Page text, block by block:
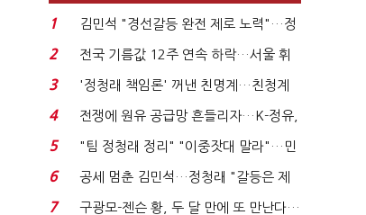
1
김민석 "경선갈등 완전 제로 노력"…정
청래 "반명 공세 사...
2
전국 기름값 12주 연속 하락…서울 휘
발윳값 1909원...
3
'정청래 책임론' 꺼낸 친명계…친청계
는 추가투표 때리기...
4
전쟁에 원유 공급망 흔들리자…K-정유,
에너지안보 핵심...
5
"팀 정청래 정리" "이중잣대 말라"…민
주 최고위원 계파 다...
6
공세 멈춘 김민석…정청래 "갈등은 제
가 수습"
7
구광모-젠슨 황, 두 달 만에 또 만난다…